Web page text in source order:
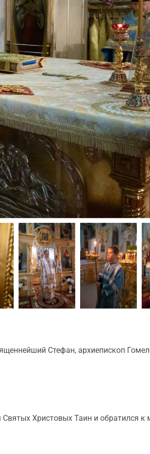
Стефан, архиепископ
Христовых Таин и обратился